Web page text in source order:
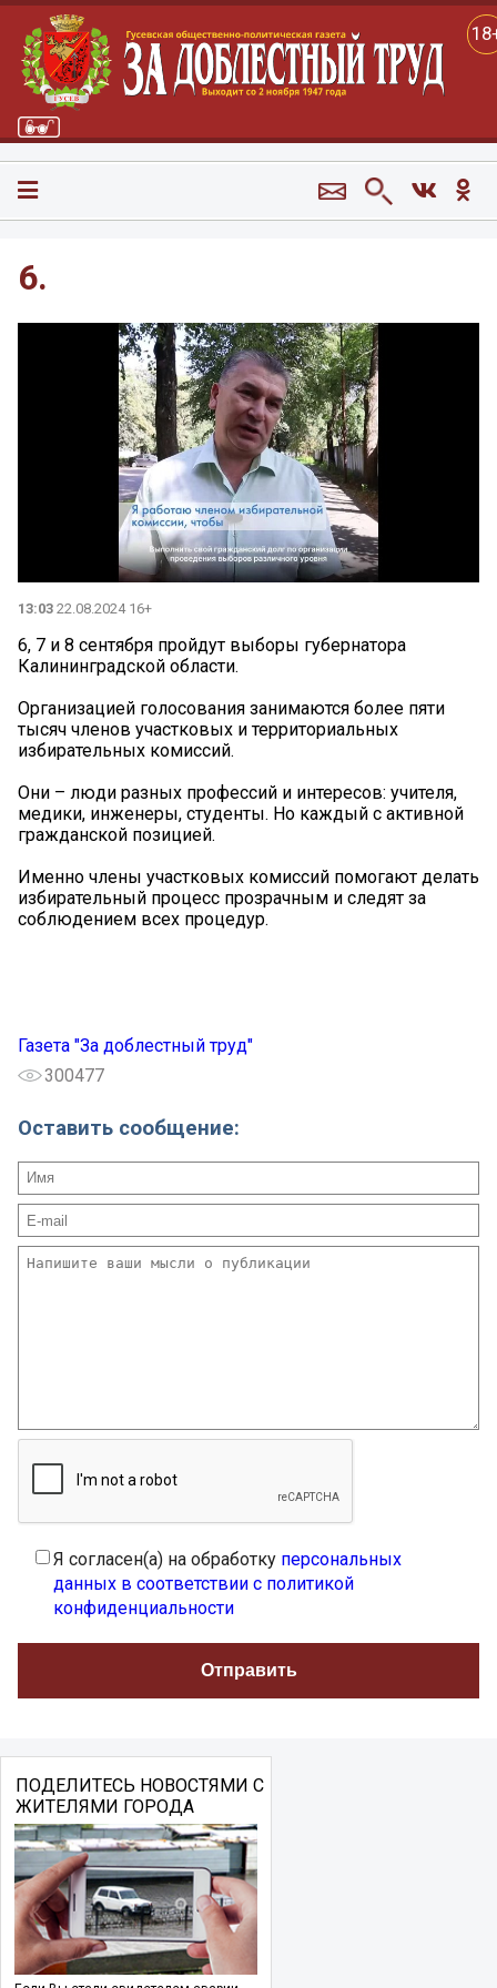
6.
13:03 22.08.2024 16+
6, 7 и 8 сентября пройдут выборы губернатора
Калининградской области.
Организацией голосования занимаются более пяти
тысяч членов участковых и территориальных
избирательных комиссий.
Они – люди разных профессий и интересов: учителя,
медики, инженеры, студенты. Но каждый с активной
гражданской позицией.
Именно члены участковых комиссий помогают делать
избирательный процесс прозрачным и следят за
соблюдением всех процедур.
Газета "За доблестный труд"
300477
Оставить сообщение:
Я согласен(а) на обработку персональных
данных в соответствии с политикой
конфиденциальности
ПОДЕЛИТЕСЬ НОВОСТЯМИ С
ЖИТЕЛЯМИ ГОРОДА